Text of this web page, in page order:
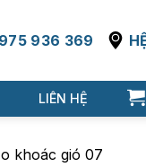
936 369
LIÊN HỆ
khoác gió 07